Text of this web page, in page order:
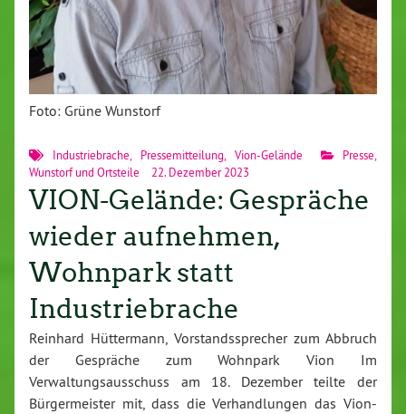
Foto: Grüne Wunstorf
Industriebrache, Pressemitteilung, Vion-Gelände Presse,
Wunstorf und Ortsteile
22. Dezember 2023
VION-Gelände: Gespräche
wieder aufnehmen,
Wohnpark statt
Industriebrache
Reinhard Hüttermann, Vorstandssprecher zum Abbruch
der Gespräche zum Wohnpark Vion Im
Verwaltungsausschuss am 18. Dezember teilte der
Bürgermeister mit, dass die Verhandlungen das Vion-